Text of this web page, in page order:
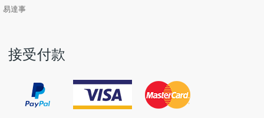
易達事
接受付款